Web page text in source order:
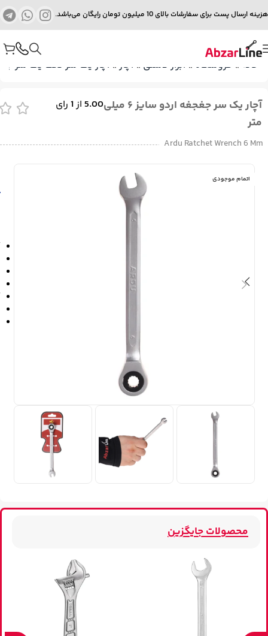
هزینه ارسال پست برای سفارشات بالای 10 میلیون تومان رایگان می‌باشد.
خانه » فروشگاه » ابزار دستی » آچار» آچار یک سر تخت یک سر
آچار یک سر جغجغه اردو سایز ۶ میلی
متر
5.00 از1 رای
Ardu Ratchet Wrench 6 Mm
اتمام موجودی
محصولات جایگزین